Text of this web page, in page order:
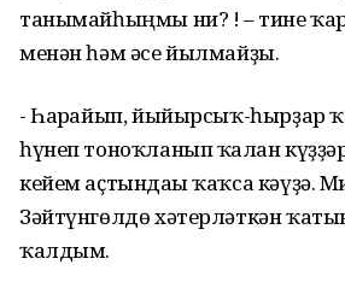
танымайһыңмы ни? ! – тине
менән һәм әсе йылмайҙы.
- Һарғайып, йыйырсыҡ-һырҙар
һүнеп тоноҡланып ҡалған
кейем аҫтындағы ҡаҡса кәүҙә.
Зәйтүнгөлдө хәтерләткән
ҡалдым.